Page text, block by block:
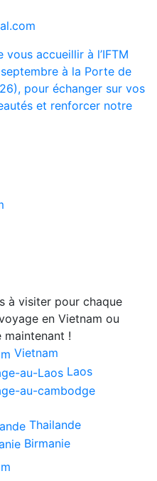
accueillir à l’IFTM
à la Porte de
pour échanger sur vos
et renforcer notre
à visiter pour chaque
en Vietnam ou
maintenant !
Vietnam
Laos
Thailande
Birmanie